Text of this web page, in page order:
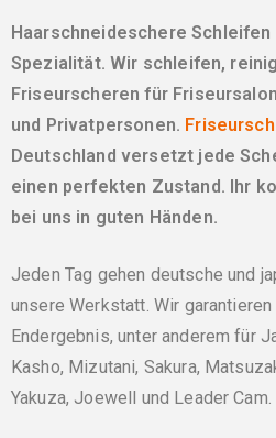
Haarschneideschere
Spezialität. Wir schleifen,
Friseurscheren für
und Privatpersonen.
Deutschland versetzt jede
einen perfekten Zustand. Ihr
bei uns in guten Händen.
Jeden Tag gehen deutsche und
unsere Werkstatt. Wir
Endergebnis, unter anderem für
Kasho, Mizutani, Sakura,
Yakuza, Joewell und Leader Cam.